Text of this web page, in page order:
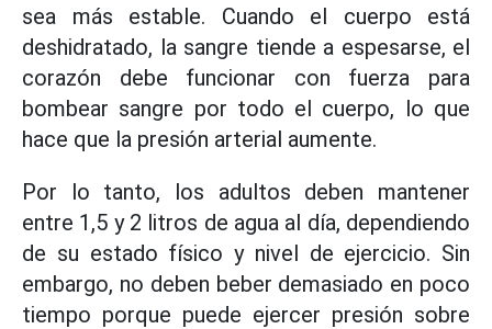
sea más estable. Cuando el cuerpo está
deshidratado, la sangre tiende a espesarse, el
corazón debe funcionar con fuerza para
bombear sangre por todo el cuerpo, lo que
hace que la presión arterial aumente.
Por lo tanto, los adultos deben mantener
entre 1,5 y 2 litros de agua al día, dependiendo
de su estado físico y nivel de ejercicio. Sin
embargo, no deben beber demasiado en poco
tiempo porque puede ejercer presión sobre